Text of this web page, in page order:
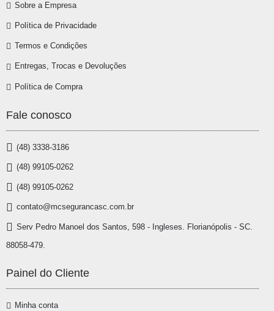
Sobre a Empresa
Política de Privacidade
Termos e Condições
Entregas, Trocas e Devoluções
Política de Compra
Fale conosco
(48) 3338-3186
(48) 99105-0262
(48) 99105-0262
contato@mcsegurancasc.com.br
Serv Pedro Manoel dos Santos, 598 - Ingleses. Florianópolis - SC.
88058-479.
Painel do Cliente
Minha conta